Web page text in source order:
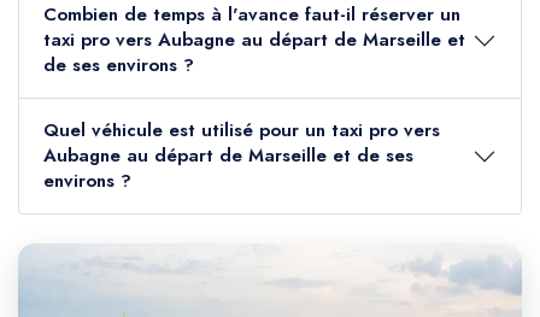
Combien de temps à l'avance faut-il réserver un
taxi pro vers Aubagne au départ de Marseille et
de ses environs ?
Quel véhicule est utilisé pour un taxi pro vers
Aubagne au départ de Marseille et de ses
environs ?